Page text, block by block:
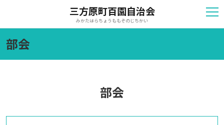
三方原町百園自治会
みかたはらちょうももぞのじちかい
部会
部会